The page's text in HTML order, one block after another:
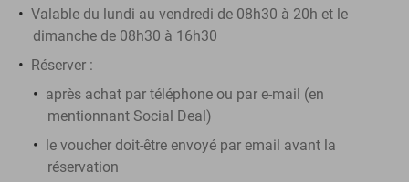
Valable du lundi au vendredi de 08h30 à 20h et le
dimanche de 08h30 à 16h30
Réserver :
après achat par téléphone ou par e-mail (en
mentionnant Social Deal)
le voucher doit-être envoyé par email avant la
réservation